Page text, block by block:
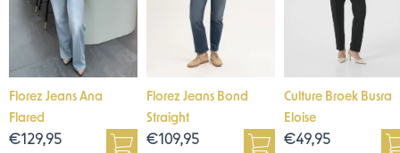
Florez Jeans Ana
Flared
€129,95
Florez Jeans Bond
Straight
€109,95
Culture Broek Busra
Eloise
€49,95